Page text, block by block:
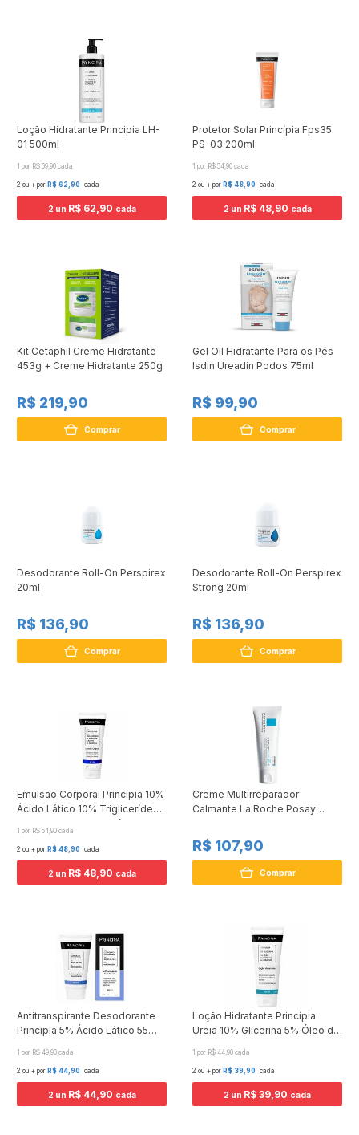
Loção Hidratante Principia LH-
01 500ml
1 por R$ 69,90 cada
2 ou + por R$ 62,90 cada
2 un R$ 62,90 cada
Protetor Solar Princípia Fps35
PS-03 200ml
1 por R$ 54,90 cada
2 ou + por R$ 48,90 cada
2 un R$ 48,90 cada
Kit Cetaphil Creme Hidratante
453g + Creme Hidratante 250g
R$ 219,90
Comprar
Gel Oil Hidratante Para os Pés
Isdin Ureadin Podos 75ml
R$ 99,90
Comprar
Desodorante Roll-On Perspirex
20ml
R$ 136,90
Comprar
Desodorante Roll-On Perspirex
Strong 20ml
R$ 136,90
Comprar
Emulsão Corporal Principia 10%
Ácido Lático 10% Triglicerídeos
5% Manteiga de Karité 5%
Glicerina 200ml
1 por R$ 54,90 cada
2 ou + por R$ 48,90 cada
2 un R$ 48,90 cada
Creme Multirreparador
Calmante La Roche Posay
R$ 107,90
Comprar
Antitranspirante Desodorante
Principia 5% Ácido Lático 55
1 por R$ 49,90 cada
2 ou + por R$ 44,90 cada
2 un R$ 44,90 cada
Loção Hidratante Principia
Ureia 10% Glicerina 5% Óleo de
1 por R$ 44,90 cada
2 ou + por R$ 39,90 cada
2 un R$ 39,90 cada